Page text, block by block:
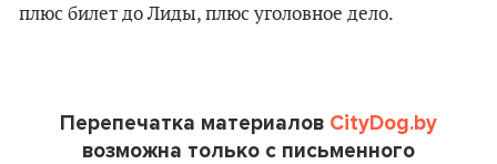
плюс билет до Лиды, плюс уголовное дело.
Перепечатка материалов CityDog.by
возможна только с письменного